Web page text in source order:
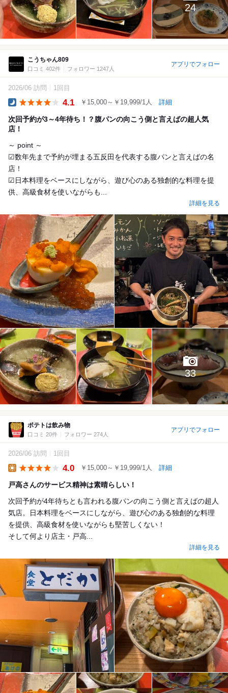
24
こうちゃん809
口コミ 402件 フォロワー 1247人
アプリでフォロー
2026/06 訪問 1回目
4.1 ￥15,000～￥19,999/1人 詳細
次回予約が3～4年待ち！？腹パンの向こう側と言えばの超人気
店！
～ point ～
︎︎︎︎︎︎☑︎数年先まで予約が埋まる五反田を代表する腹パンと言えばの名
店！
︎︎︎︎︎︎☑︎日本料理をベースにしながら、遊び心のある独創的な料理を提
供、高級食材を使いながらも...
詳細を見る
33
ポテトは飲み物
口コミ 20件 フォロワー 274人
アプリでフォロー
2026/06 訪問 1回目
4.0 ￥15,000～￥19,999/1人 詳細
戸高さんのサービス精神は素晴らしい！
次回予約が4年待ちとも言われる腹パンの向こう側と言えばの超人
気店。日本料理をベースにしながら、遊び心のある独創的な料理
を提供、高級食材を使いながらも堅苦しくない！
︎︎︎︎︎︎そして何より店主・戸高...
詳細を見る